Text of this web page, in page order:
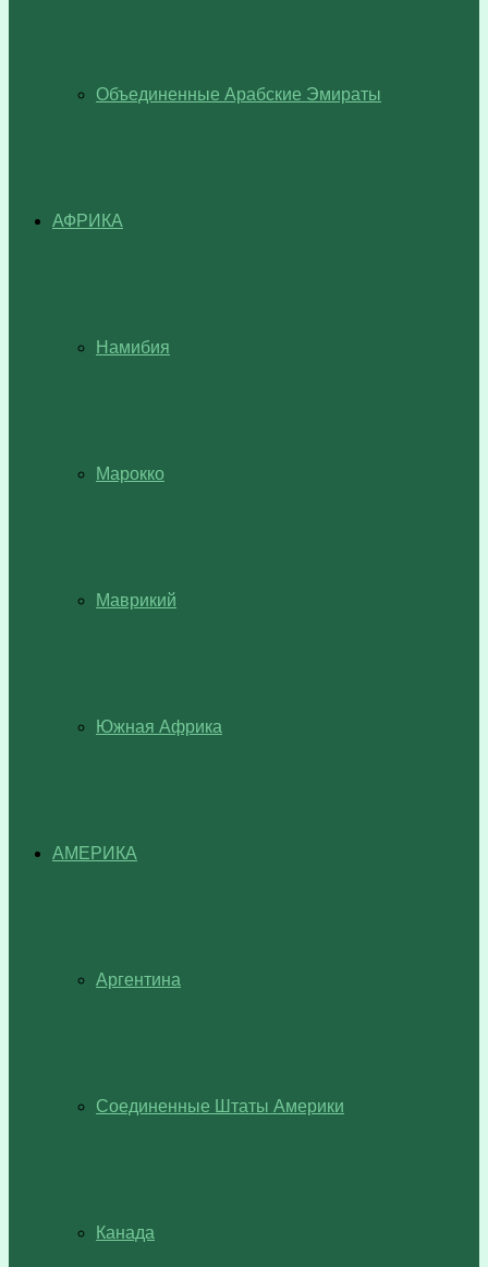
Объединенные Арабские Эмираты
АФРИКА
Намибия
Марокко
Маврикий
Южная Африка
АМЕРИКА
Аргентина
Соединенные Штаты Америки
Канада